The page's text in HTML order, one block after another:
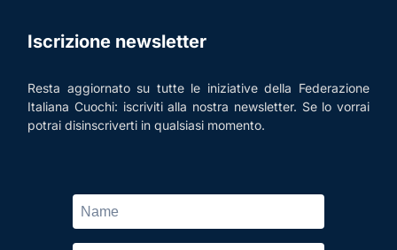
Iscrizione newsletter
Resta aggiornato su tutte le iniziative della Federazione
Italiana Cuochi: iscriviti alla nostra newsletter. Se lo vorrai
potrai disinscriverti in qualsiasi momento.